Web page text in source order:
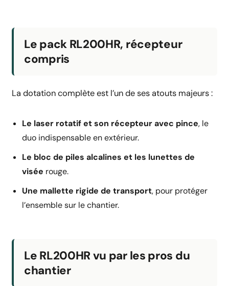
Le pack RL200HR, récepteur
compris
La dotation complète est l’un de ses atouts majeurs :
Le laser rotatif et son récepteur avec pince, le
duo indispensable en extérieur.
Le bloc de piles alcalines et les lunettes de
visée rouge.
Une mallette rigide de transport, pour protéger
l’ensemble sur le chantier.
Le RL200HR vu par les pros du
chantier